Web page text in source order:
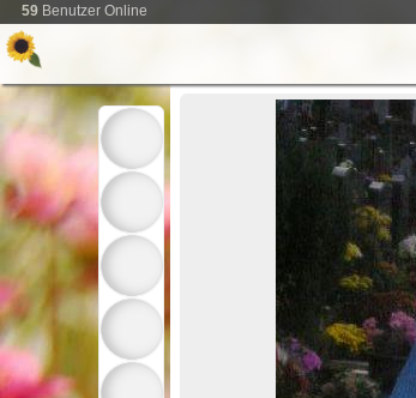
59 Benutzer Online